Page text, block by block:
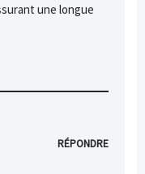
une longue
RÉPONDRE